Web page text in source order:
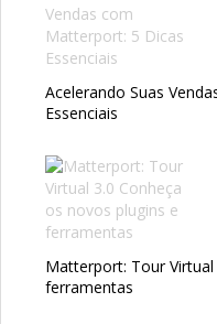
Acelerando Suas
Essenciais
Matterport: Tour
ferramentas